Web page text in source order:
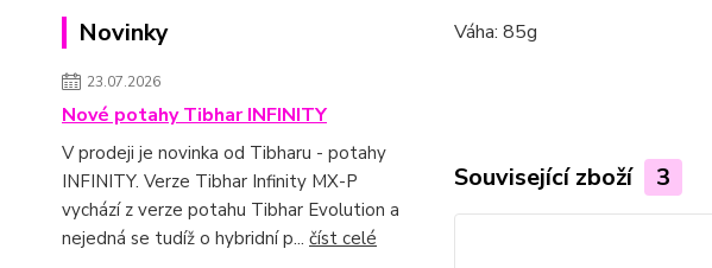
Novinky
23.07.2026
Nové potahy Tibhar INFINITY
V prodeji je novinka od Tibharu - potahy
INFINITY. Verze Tibhar Infinity MX-P
vychází z verze potahu Tibhar Evolution a
nejedná se tudíž o hybridní p... číst celé
Váha: 85g
Související zboží 3